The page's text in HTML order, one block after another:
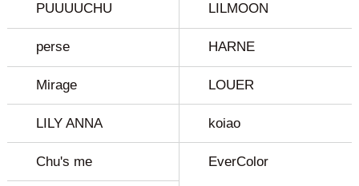
PUUUUCHU LILMOON
perse HARNE
Mirage LOUER
LILY ANNA koiao
Chu's me EverColor